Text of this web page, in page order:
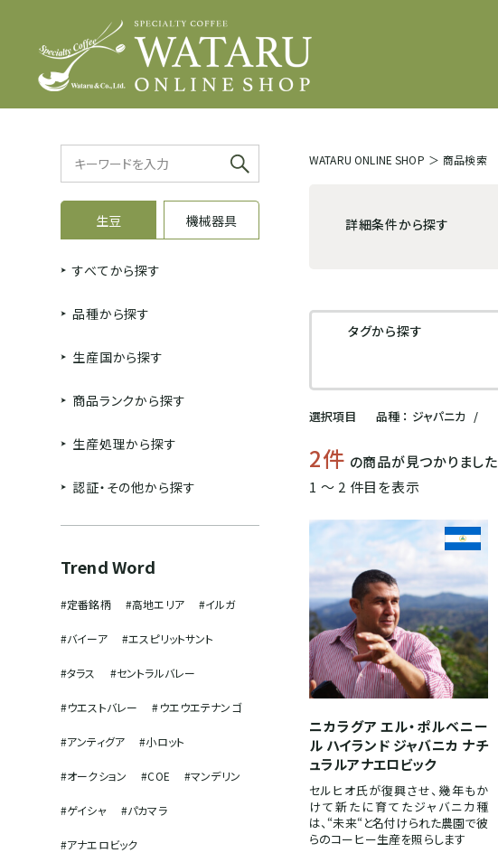
生豆 機械器具
すべてから探す
品種から探す
生産国から探す
商品ランクから探す
生産処理から探す
認証・その他から探す
Trend Word
#定番銘柄 #高地エリア #イルガ
#バイーア #エスピリットサント
#タラス #セントラルバレー
#ウエストバレー #ウエウエテナンゴ
#アンティグア #小ロット
#オークション #COE #マンデリン
#ゲイシャ #パカマラ
#アナエロビック
WATARU ONLINE SHOP ＞ 商品検索
詳細条件から探す
タグから探す
選択項目 品種 ： ジャパニカ /
2件 の商品が見つかりました
1 〜 2 件目を表示
ニカラグア エル・ポルベニー
ル ハイランド ジャバニカ ナチ
ュラルアナエロビック
セルヒオ氏が復興させ、幾年もか
けて新たに育てたジャバニカ種
は、“未来“と名付けられた農園で彼
らのコーヒー生産を照らします